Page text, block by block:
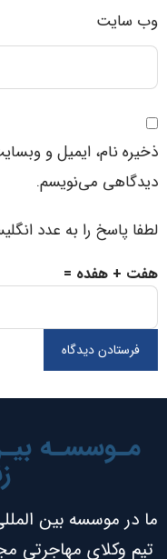
وب‌ سایت
ذخیره نام، ایمیل و
دیدگاهی می‌نویسم.
لطفا پاسخ را به عدد
هفت + هفده =
فرستادن دیدگاه
مـوسسـه
ما در موسسه بین